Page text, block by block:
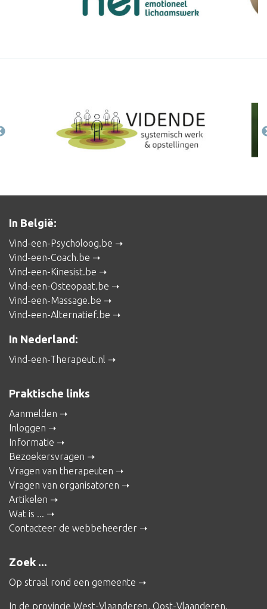
In België:
Vind-een-Psycholoog.be
Vind-een-Coach.be
Vind-een-Kinesist.be
Vind-een-Osteopaat.be
Vind-een-Massage.be
Vind-een-Alternatief.be
In Nederland:
Vind-een-Therapeut.nl
Praktische links
Aanmelden
Inloggen
Informatie
Bezoekersvragen
Vragen van therapeuten
Vragen van organisatoren
Artikelen
Wat is ...
Contacteer de webbeheerder
Zoek ...
Op straal rond een gemeente
In de provincie West-Vlaanderen, Oost-Vlaanderen,